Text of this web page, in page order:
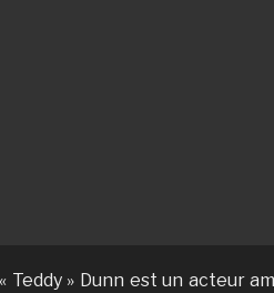
Teddy » Dunn est un acteur